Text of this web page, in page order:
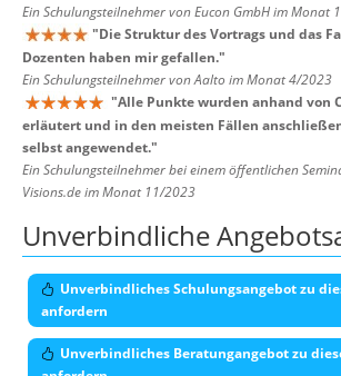
Ein Schulungsteilnehmer von Eucon GmbH im Monat
"Die Struktur des Vortrags und das
Dozenten haben mir gefallen."
Ein Schulungsteilnehmer von Aalto im Monat 4/2023
"Alle Punkte wurden anhand von
erläutert und in den meisten Fällen
selbst angewendet."
Ein Schulungsteilnehmer bei einem öffentlichen
Visions.de im Monat 11/2023
Unverbindliche
Unverbindliches Schulungsangebot zu
anfordern
Unverbindliches Beratungangebot zu